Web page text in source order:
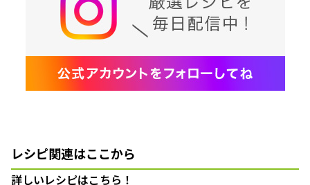
レシピ関連はここから
詳しいレシピはこちら！